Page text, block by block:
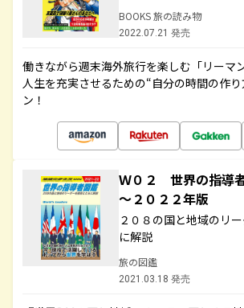
BOOKS 旅の読み物
2022.07.21 発売
働きながら週末海外旅行を楽しむ「リーマ
人生を充実させるための“自分の時間の作
ン！
Ｗ０２ 世界の指導
～２０２２年版
２０８の国と地域のリ
に解説
旅の図鑑
2021.03.18 発売